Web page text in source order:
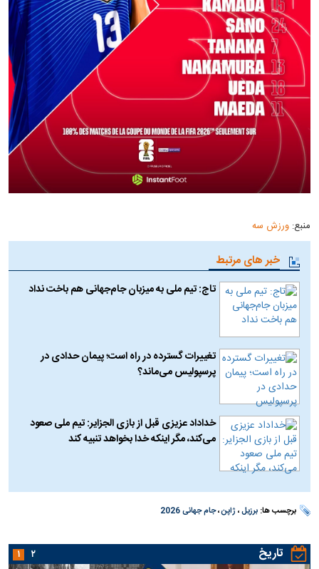
منبع:ورزش سه
خبر های مرتبط
تاج: تیم ملی به میزبان جام‌جهانی هم باخت نداد
تغییرات گسترده در راه است؛ پیمان حدادی در
پرسپولیس می‌ماند؟
خداداد عزیزی قبل از بازی الجزایر: تیم ملی صعود
می‌کند، مگر اینکه خدا بخواهد تنبیه کند ⁠
برچسب ها:برزیل، ژاپن،جام جهانی 2026
تاریخ ۱ ۲